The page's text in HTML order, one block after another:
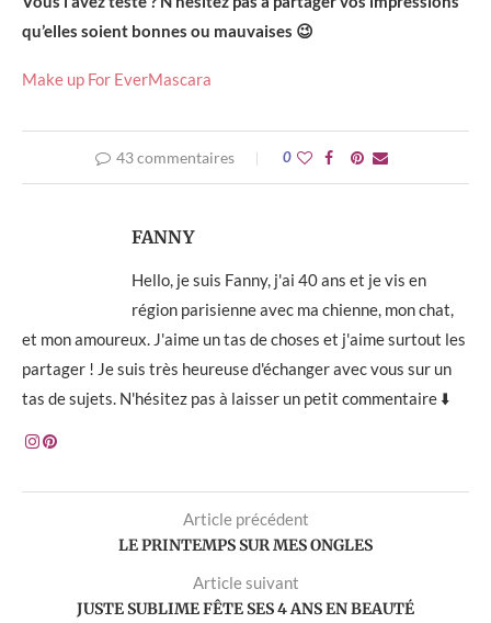
qu’elles soient bonnes ou mauvaises 😉
Make up For EverMascara
43 commentaires 0
FANNY
Hello, je suis Fanny, j'ai 40 ans et je vis en
région parisienne avec ma chienne, mon chat,
et mon amoureux. J'aime un tas de choses et j'aime surtout les
partager ! Je suis très heureuse d'échanger avec vous sur un
tas de sujets. N'hésitez pas à laisser un petit commentaire ⬇️
Article précédent
LE PRINTEMPS SUR MES ONGLES
Article suivant
JUSTE SUBLIME FÊTE SES 4 ANS EN BEAUTÉ